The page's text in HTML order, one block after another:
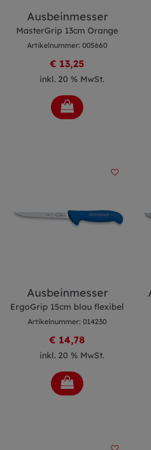
Ausbeinmesser
MasterGrip 13cm Orange
Artikelnummer: 005660
€ 13,25
inkl. 20 % MwSt.
Ausbeinmesser
ErgoGrip 15cm blau flexibel
Artikelnummer: 014230
€ 14,78
inkl. 20 % MwSt.